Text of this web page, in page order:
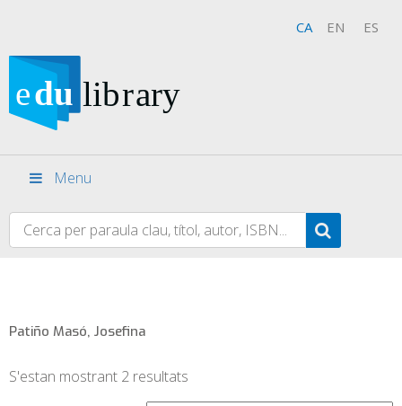
CA EN ES
Menu
Patiño Masó, Josefina
S'estan mostrant 2 resultats